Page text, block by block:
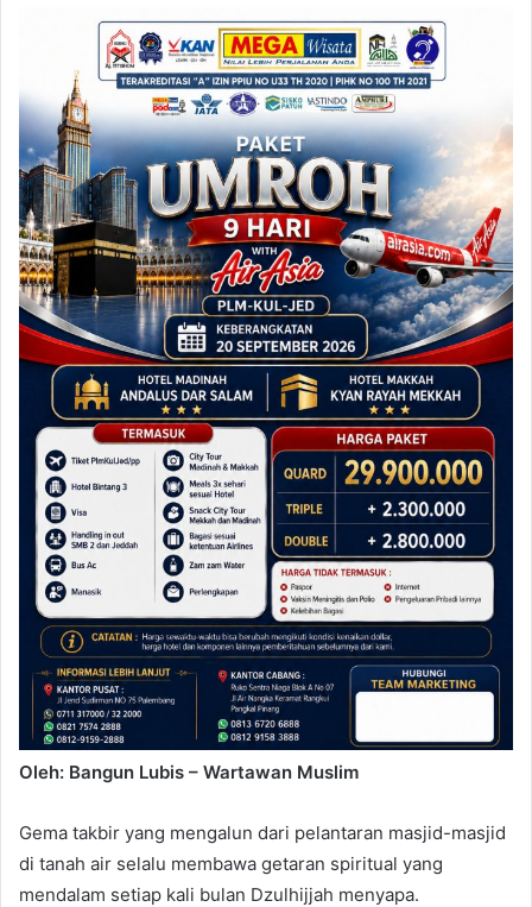
Oleh: Bangun Lubis – Wartawan Muslim
Gema takbir yang mengalun dari pelantaran masjid-masjid
di tanah air selalu membawa getaran spiritual yang
mendalam setiap kali bulan Dzulhijjah menyapa.